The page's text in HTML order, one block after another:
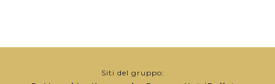
Siti del gruppo: